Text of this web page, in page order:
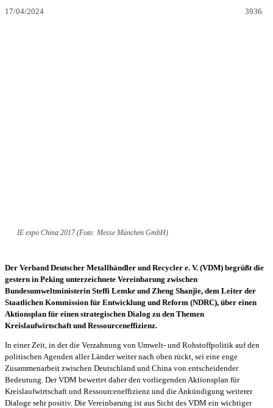
17/04/2024 3936
IE expo China 2017 (Foto: Messe München GmbH)
Der Verband Deutscher Metallhändler und Recycler e. V. (VDM) begrüßt die
gestern in Peking unterzeichnete Vereinbarung zwischen
Bundesumweltministerin Steffi Lemke und Zheng Shanjie, dem Leiter der
Staatlichen Kommission für Entwicklung und Reform (NDRC), über einen
Aktionsplan für einen strategischen Dialog zu den Themen
Kreislaufwirtschaft und Ressourceneffizienz.
In einer Zeit, in der die Verzahnung von Umwelt- und Rohstoffpolitik auf den
politischen Agenden aller Länder weiter nach oben rückt, sei eine enge
Zusammenarbeit zwischen Deutschland und China von entscheidender
Bedeutung. Der VDM bewertet daher den vorliegenden Aktionsplan für
Kreislaufwirtschaft und Ressourceneffizienz und die Ankündigung weiterer
Dialoge sehr positiv. Die Vereinbarung ist aus Sicht des VDM ein wichtiger